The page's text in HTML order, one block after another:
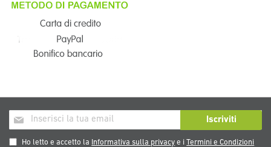
Iscriviti
alla
nostra
Iscriviti
Ho letto e accetto la Informativa sulla privacy e iTermini e Condizioni